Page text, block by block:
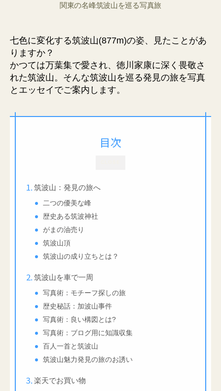
関東の名峰筑波山を巡る写真旅
七色に変化する筑波山(877m)の姿、見たことがあ
りますか？
かつては万葉集で愛され、徳川家康に深く畏敬さ
れた筑波山。そんな筑波山を巡る発見の旅を写真
とエッセイでご案内します。
目次
筑波山：発見の旅へ
二つの優美な峰
歴史ある筑波神社
がまの油売り
筑波山頂
筑波山の成り立ちとは？
筑波山を車で一周
写真術：モチーフ探しの旅
歴史秘話：加波山事件
写真術：良い構図とは?
写真術：ブログ用に知識収集
百人一首と筑波山
筑波山魅力発見の旅のお誘い
楽天でお買い物